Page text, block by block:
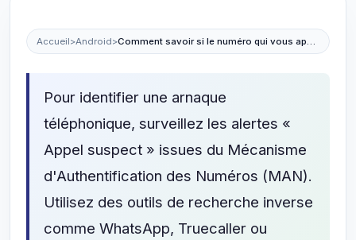
Accueil>Android> Comment savoir si le numéro qui vous appelle est une arnaque téléphonique ?
Pour identifier une arnaque
téléphonique, surveillez les alertes «
Appel suspect » issues du Mécanisme
d'Authentification des Numéros (MAN).
Utilisez des outils de recherche inverse
comme WhatsApp, Truecaller ou